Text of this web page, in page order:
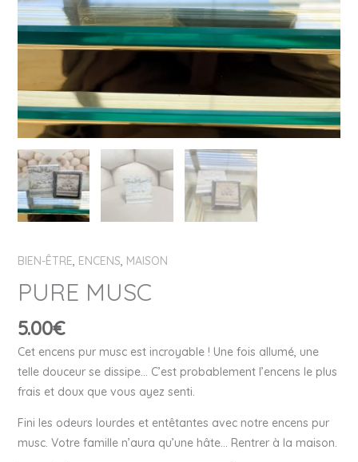
BIEN-ÊTRE, ENCENS, MAISON
PURE MUSC
5.00€
Cet encens pur musc est incroyable ! Une fois allumé, une
telle douceur se dissipe… C’est probablement l’encens le plus
frais et doux que vous ayez senti.
Fini les odeurs lourdes et entêtantes avec notre encens pur
musc. Votre famille n’aura qu’une hâte… Rentrer à la maison.